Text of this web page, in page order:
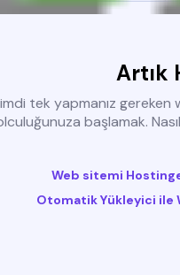
Artık
tek yapmanız gereken
başlamak.
Web sitemi
Otomatik Yükleyici ile